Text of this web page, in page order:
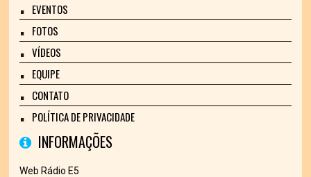
EVENTOS
FOTOS
VÍDEOS
EQUIPE
CONTATO
POLÍTICA DE PRIVACIDADE
INFORMAÇÕES
Web Rádio E5